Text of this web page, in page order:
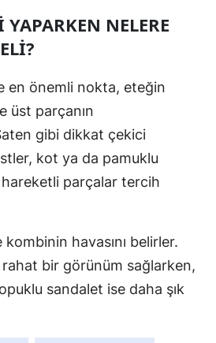
NELERE
en önemli nokta, eteğin
üst parçanın
gibi dikkat çekici
kot ya da pamuklu
parçalar tercih
kombinin havasını belirler.
bir görünüm sağlarken,
sandalet ise daha şık